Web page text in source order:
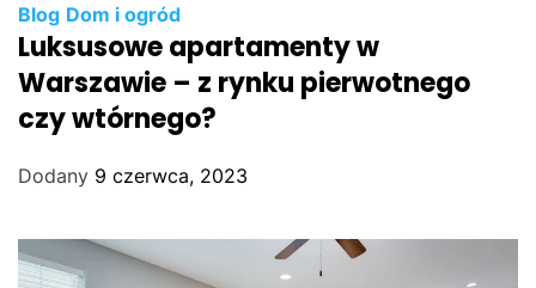
Blog Dom i ogród
Luksusowe apartamenty w
Warszawie – z rynku pierwotnego
czy wtórnego?
Dodany 9 czerwca, 2023